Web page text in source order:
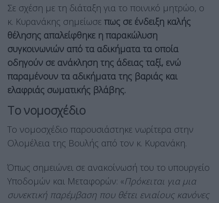
Σε σχέση με τη διάταξη για το ποινικό μητρώο, ο
κ. Κυρανάκης σημείωσε πως σε ένδειξη καλής
θέλησης απαλείφθηκε η παρακώλυση
συγκοινωνιών από τα αδικήματα τα οποία
οδηγούν σε ανάκληση της άδειας ταξί, ενώ
παραμένουν τα αδικήματα της βαριάς και
ελαφριάς σωματικής βλάβης.
Το νομοσχέδιο
Το νομοσχέδιο παρουσιάστηκε νωρίτερα στην
Ολομέλεια της Βουλής από τον κ. Κυρανάκη.
Όπως σημειώνει σε ανακοίνωσή του το υπουργείο
Υποδομών και Μεταφορών: «Πρόκειται για μια
συνεκτική παρέμβαση που θέτει ενιαίους κανόνες